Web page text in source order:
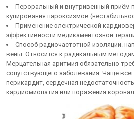
Пероральный и внутривенный приём
купирования пароксизмов
Применение электрической
эффективности медикаментозной
Способ радиочастотной изоляции.
вены. Относится к радикальным
Мерцательная аритмия обязательно
сопутствующего заболевания. Чаще
перикардит, сердечная
кардиомиопатия или поражения